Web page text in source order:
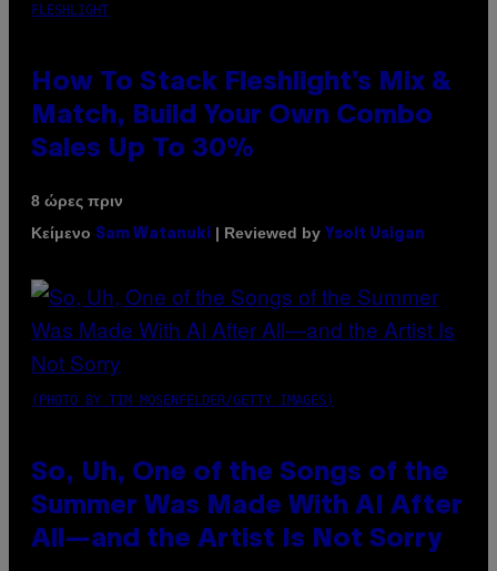
FLESHLIGHT
How To Stack Fleshlight’s Mix &
Match, Build Your Own Combo
Sales Up To 30%
8 ώρες πριν
Κείμενο Sam Watanuki | Reviewed by Ysolt Usigan
(PHOTO BY TIM MOSENFELDER/GETTY IMAGES)
So, Uh, One of the Songs of the
Summer Was Made With AI After
All—and the Artist Is Not Sorry